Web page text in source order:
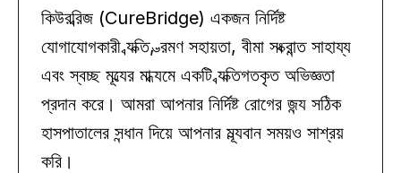
কিউরব্রিজ (CureBridge) একজন নির্দিষ্ট
যোগাযোগকারী ব্যক্তি, ভ্রমণ সহায়তা, বীমা সংক্রান্ত সাহায্য
এবং স্বচ্ছ মূল্যের মাধ্যমে একটি ব্যক্তিগতকৃত অভিজ্ঞতা
প্রদান করে। আমরা আপনার নির্দিষ্ট রোগের জন্য সঠিক
হাসপাতালের সন্ধান দিয়ে আপনার মূল্যবান সময়ও সাশ্রয়
করি।